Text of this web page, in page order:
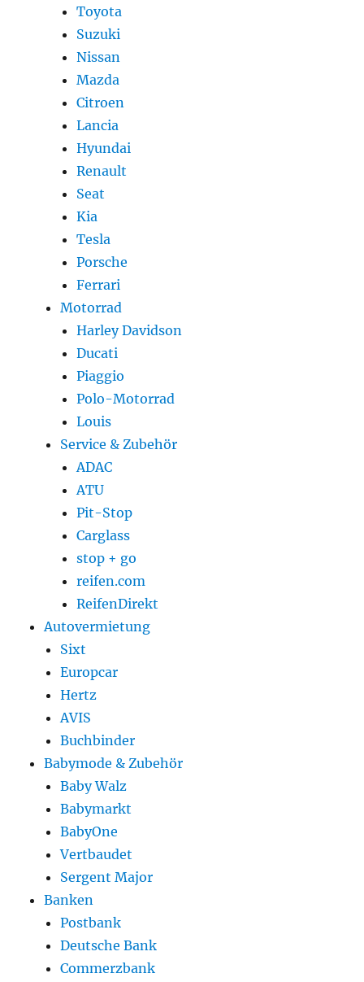
Toyota
Suzuki
Nissan
Mazda
Citroen
Lancia
Hyundai
Renault
Seat
Kia
Tesla
Porsche
Ferrari
Motorrad
Harley Davidson
Ducati
Piaggio
Polo-Motorrad
Louis
Service & Zubehör
ADAC
ATU
Pit-Stop
Carglass
stop + go
reifen.com
ReifenDirekt
Autovermietung
Sixt
Europcar
Hertz
AVIS
Buchbinder
Babymode & Zubehör
Baby Walz
Babymarkt
BabyOne
Vertbaudet
Sergent Major
Banken
Postbank
Deutsche Bank
Commerzbank